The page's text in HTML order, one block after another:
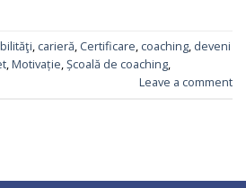
, carieră, Certificare, coaching, deveni
,Motivație,Școală de coaching,
Leave a comment